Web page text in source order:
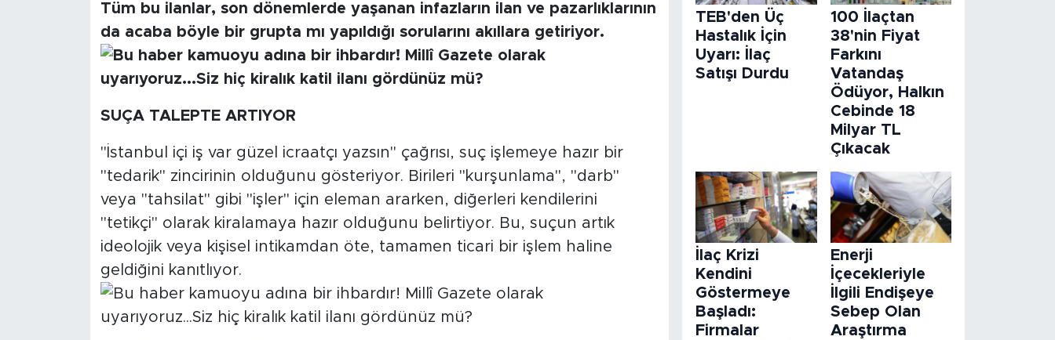
Tüm bu ilanlar, son dönemlerde yaşanan infazların ilan ve pazarlıklarının
da acaba böyle bir grupta mı yapıldığı sorularını akıllara getiriyor.
SUÇA TALEPTE ARTIYOR
"İstanbul içi iş var güzel icraatçı yazsın" çağrısı, suç işlemeye hazır bir
"tedarik" zincirinin olduğunu gösteriyor. Birileri "kurşunlama", "darb"
veya "tahsilat" gibi "işler" için eleman ararken, diğerleri kendilerini
"tetikçi" olarak kiralamaya hazır olduğunu belirtiyor. Bu, suçun artık
ideolojik veya kişisel intikamdan öte, tamamen ticari bir işlem haline
geldiğini kanıtlıyor.
TEB'den Üç
Hastalık İçin
Uyarı: İlaç
Satışı Durdu
100 İlaçtan
38'nin Fiyat
Farkını
Vatandaş
Ödüyor, Halkın
Cebinde 18
Milyar TL
Çıkacak
İlaç Krizi
Kendini
Göstermeye
Başladı:
Firmalar
Enerji
İçecekleriyle
İlgili Endişeye
Sebep Olan
Araştırma